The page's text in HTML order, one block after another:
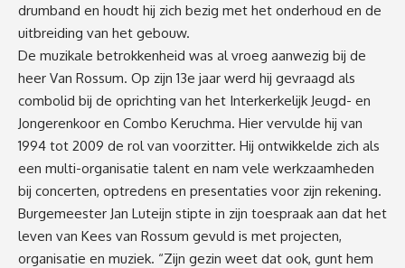
drumband en houdt hij zich bezig met het onderhoud en de
uitbreiding van het gebouw.
De muzikale betrokkenheid was al vroeg aanwezig bij de
heer Van Rossum. Op zijn 13e jaar werd hij gevraagd als
combolid bij de oprichting van het Interkerkelijk Jeugd- en
Jongerenkoor en Combo Keruchma. Hier vervulde hij van
1994 tot 2009 de rol van voorzitter. Hij ontwikkelde zich als
een multi-organisatie talent en nam vele werkzaamheden
bij concerten, optredens en presentaties voor zijn rekening.
Burgemeester Jan Luteijn stipte in zijn toespraak aan dat het
leven van Kees van Rossum gevuld is met projecten,
organisatie en muziek. “Zijn gezin weet dat ook, gunt hem